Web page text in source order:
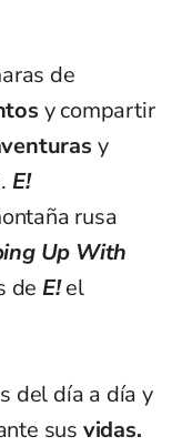
de
y compartir
y
E!
rusa
Up With
deE!el
del día a día y
sus vidas.